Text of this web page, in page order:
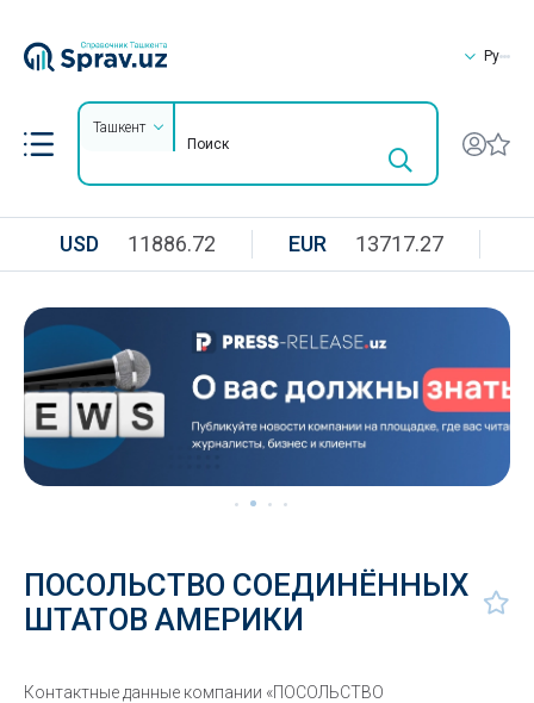
Ру
Ташкент
USD 11886.72 EUR 13717.27
ПОСОЛЬСТВО СОЕДИНЁННЫХ
ШТАТОВ АМЕРИКИ
Контактные данные компании «ПОСОЛЬСТВО